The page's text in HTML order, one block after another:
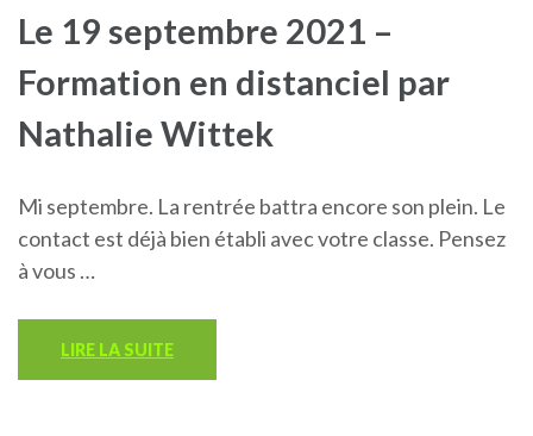
Le 19 septembre 2021 –
Formation en distanciel par
Nathalie Wittek
Mi septembre. La rentrée battra encore son plein. Le
contact est déjà bien établi avec votre classe. Pensez
à vous …
LIRE LA SUITE